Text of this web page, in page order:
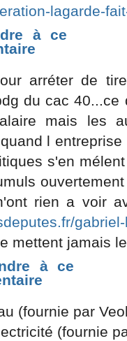
lagarde-
arréter de
du cac
mais les
l
s'en
rien a voir
mettent jamais
(fournie par
(fournie